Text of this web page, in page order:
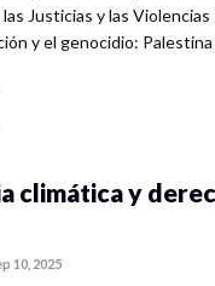
Justicias y las
y el genocidio:
climática y
10, 2025